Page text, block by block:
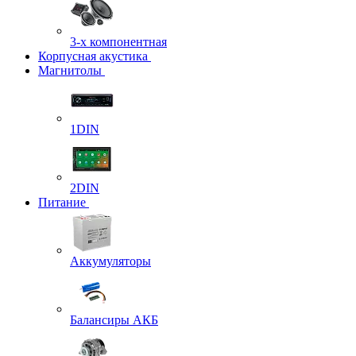
3-х компонентная
Корпусная акустика
Магнитолы
1DIN
2DIN
Питание
Аккумуляторы
Балансиры АКБ